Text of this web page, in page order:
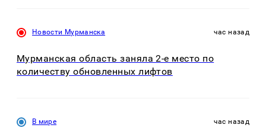
Новости Мурманска час назад
Мурманская область заняла 2-е место по
количеству обновленных лифтов
В мире час назад